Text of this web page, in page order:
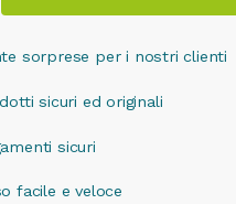
sorprese per i nostri clienti
sicuri ed originali
sicuri
facile e veloce